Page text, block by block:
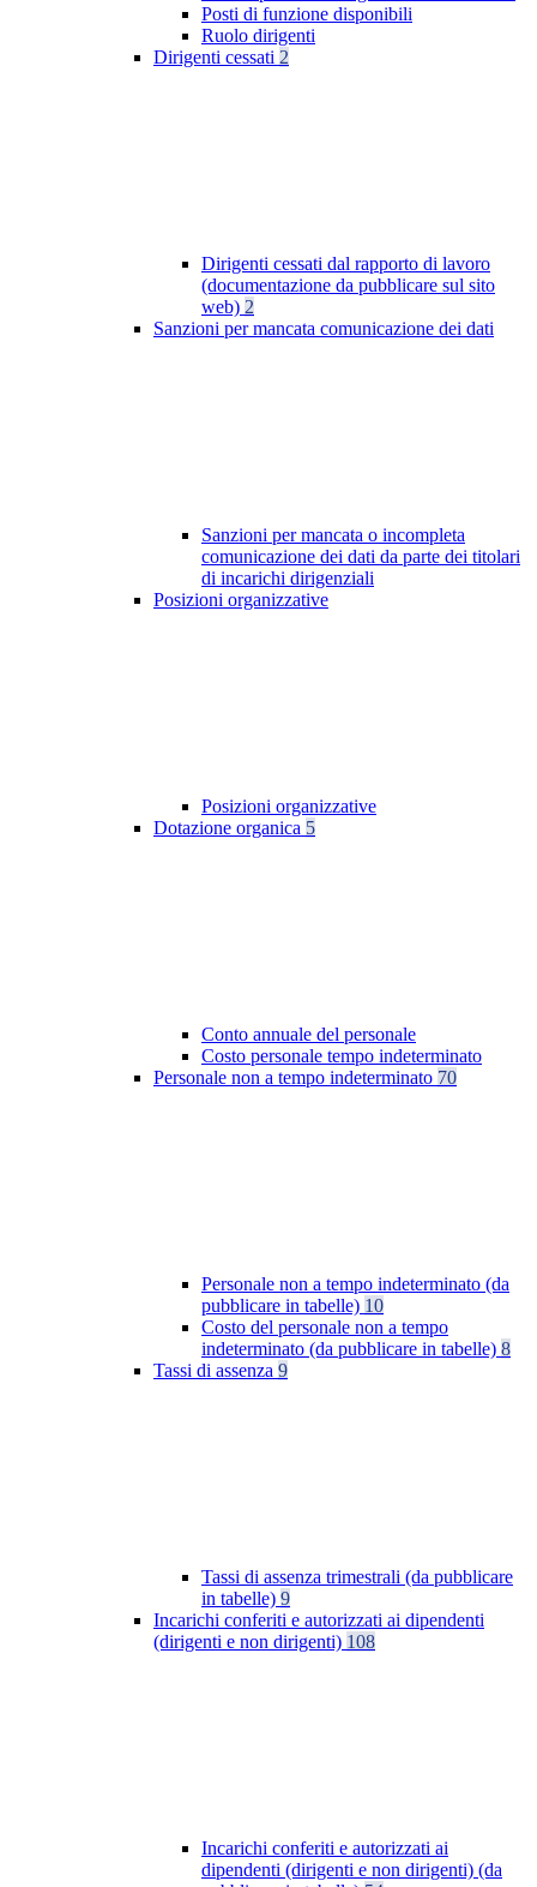
Posti di funzione disponibili
Ruolo dirigenti
Dirigenti cessati 2
Dirigenti cessati dal rapporto di lavoro
(documentazione da pubblicare sul sito
web) 2
Sanzioni per mancata comunicazione dei dati
Sanzioni per mancata o incompleta
comunicazione dei dati da parte dei titolari
di incarichi dirigenziali
Posizioni organizzative
Posizioni organizzative
Dotazione organica 5
Conto annuale del personale
Costo personale tempo indeterminato
Personale non a tempo indeterminato 70
Personale non a tempo indeterminato (da
pubblicare in tabelle) 10
Costo del personale non a tempo
indeterminato (da pubblicare in tabelle) 8
Tassi di assenza 9
Tassi di assenza trimestrali (da pubblicare
in tabelle) 9
Incarichi conferiti e autorizzati ai dipendenti
(dirigenti e non dirigenti) 108
Incarichi conferiti e autorizzati ai
dipendenti (dirigenti e non dirigenti) (da